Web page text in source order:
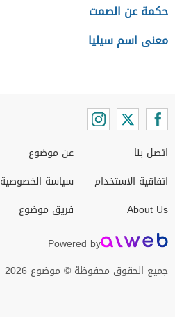
حكمة عن الصمت
معنى اسم سيليا
اتصل بنا
اتفاقية الاستخدام
About Us
عن موضوع
سياسة الخصوصية
فريق موضوع
Powered by
جميع الحقوق محفوظة © موضوع 2026